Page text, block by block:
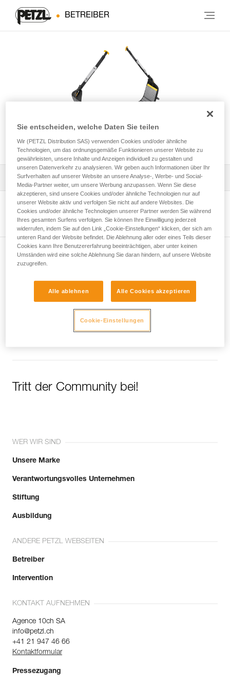
BETREIBER
PODIUM
Die Gebrauchsanleitung herunterladen
Technical Notice
Produktseite ansehen
Newsletter abonnieren
und auf dem Laufenden bleiben
Tritt der Community bei!
WER WIR SIND
Unsere Marke
Verantwortungsvolles Unternehmen
Stiftung
Ausbildung
ANDERE PETZL WEBSEITEN
Betreiber
Intervention
KONTAKT AUFNEHMEN
Agence 10ch SA
info@petzl.ch
+41 21 947 46 66
Kontaktformular
Pressezugang
Sie entscheiden, welche Daten Sie teilen
Wir (PETZL Distribution SAS) verwenden Cookies und/oder ähnliche
Technologien, um das ordnungsgemäße Funktionieren unserer Website zu
gewährleisten, unsere Inhalte und Anzeigen individuell zu gestalten und
unseren Datenverkehr zu analysieren. Wir geben auch Informationen über Ihr
Surfverhalten auf unserer Website an unsere Analyse-, Werbe- und Social-
Media-Partner weiter, um unsere Werbung anzupassen. Wenn Sie diese
akzeptieren, sind unsere Cookies und/oder ähnliche Technologien nur auf
unserer Website aktiv und verfolgen Sie nicht auf andere Websites. Die
Cookies und/oder ähnliche Technologien unserer Partner werden Sie während
Ihres gesamten Surfens verfolgen. Sie können Ihre Einwilligung jederzeit
widerrufen, indem Sie auf den Link „Cookie-Einstellungen“ klicken, der sich am
unteren Rand der Website befindet. Die Ablehnung aller oder eines Teils dieser
Cookies kann Ihre Benutzererfahrung beeinträchtigen, aber unter keinen
Umständen wird eine solche Ablehnung Sie daran hindern, auf unsere Website
zuzugreifen.
Alle ablehnen Alle Cookies akzeptieren
Cookie-Einstellungen